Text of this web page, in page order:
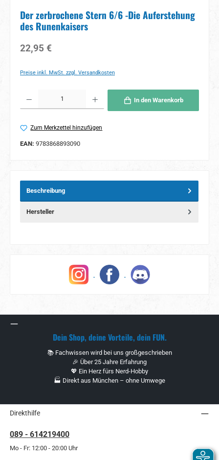
Der zerbrochene Stern 6/6 -Die Auferstehung
des Runenkaisers
Regulärer Preis:
22,95 €
Preise inkl. MwSt. zzgl. Versandkosten
In den Warenkorb
Zum Merkzettel hinzufügen
EAN: 9783868893090
Beschreibung
Hersteller
Dein Shop, deine Vorteile, dein FUN.
📚 Fachwissen wird bei uns großgeschrieben
🎉 Über 25 Jahre Erfahrung
💖 Ein Herz fürs Nerd-Hobby
🏭 Direkt aus München – ohne Umwege
Direkthilfe
089 - 614219400
Mo - Fr: 12:00 - 20:00 Uhr